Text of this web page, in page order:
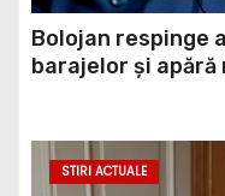
Bolojan respinge
barajelor și
STIRI ACTUALE